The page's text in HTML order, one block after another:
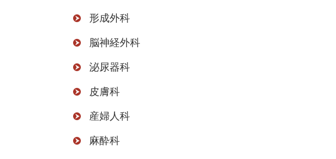
形成外科
脳神経外科
泌尿器科
皮膚科
産婦人科
麻酔科